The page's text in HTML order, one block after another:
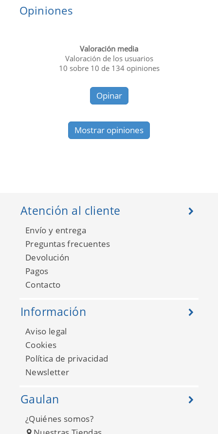
Opiniones
Valoración media
Valoración de los usuarios
10 sobre 10 de 134opiniones
Opinar
Mostrar opiniones
Atención al cliente
Envío y entrega
Preguntas frecuentes
Devolución
Pagos
Contacto
Información
Aviso legal
Cookies
Política de privacidad
Newsletter
Gaulan
¿Quiénes somos?